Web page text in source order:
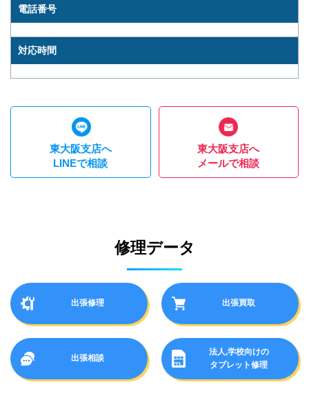
電話番号
対応時間
東大阪支店へ
LINEで相談
東大阪支店へ
メールで相談
修理データ
出張修理 出張買取
出張相談
法人,学校向けの
タブレット修理